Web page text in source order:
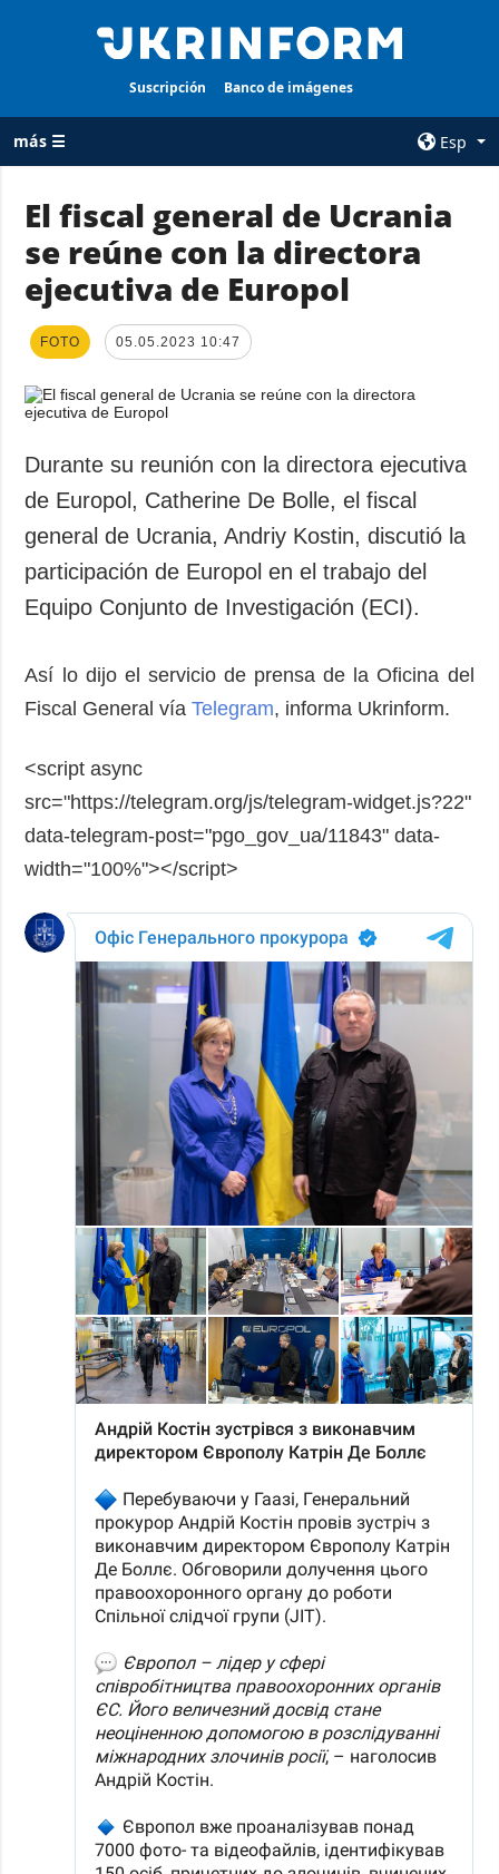
Suscripción Banco de imágenes
más ☰
Esp
TODAS LAS
CATEGORÍAS
Guerra
Reconstrucción
Política
Defensa
Sociedad y
Cultura
Deportes
Crimen
emergencias
AGENCIA
sobre la agencia
privacidad y
protección de
datos personales
ADICIONAL
Publicaciones
Entrevistas
Releases
SERVICIOS
imágenes
El fiscal general de Ucrania
se reúne con la directora
ejecutiva de Europol
FOTO 05.05.2023 10:47
Durante su reunión con la directora ejecutiva
de Europol, Catherine De Bolle, el fiscal
general de Ucrania, Andriy Kostin, discutió la
participación de Europol en el trabajo del
Equipo Conjunto de Investigación (ECI).
Así lo dijo el servicio de prensa de la Oficina del
Fiscal General víaTelegram, informa Ukrinform.
<script async
src="https://telegram.org/js/telegram-widget.js?22"
data-telegram-post="pgo_gov_ua/11843" data-
width="100%"></script>